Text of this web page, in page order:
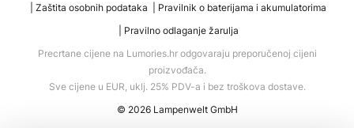
Zaštita osobnih podataka
Pravilnik o baterijama i akumulatorima
Pravilno odlaganje žarulja
Precrtane cijene na Lumories.hr odgovaraju preporučenoj cijeni
proizvođača.
Sve cijene u EUR, uklj. 25% PDV-a i bez troškova dostave.
© 2026 Lampenwelt GmbH